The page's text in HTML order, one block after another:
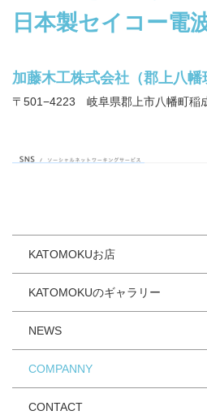
加藤木工株式会社（郡上八幡
〒501−4223 岐阜県郡上市八幡町稲
KATOMOKUお店
KATOMOKUのギャラリー
NEWS
COMPANNY
CONTACT